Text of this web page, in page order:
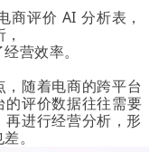
商评价 AI 分析表，
经营效率。
随着电商的跨平台
的评价数据往往需要
进行经营分析，形
。